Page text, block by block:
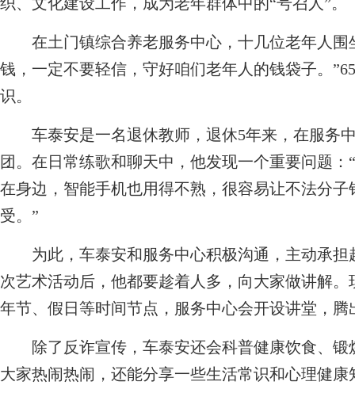
在土门镇综合养老服务中心，十几位老年人围
钱，一定不要轻信，守好咱们老年人的钱袋子。
识。
车泰安是一名退休教师，退休5年来，在服务
团。在日常练歌和聊天中，他发现一个重要问题
在身边，智能手机也用得不熟，很容易让不法分
受。”
为此，车泰安和服务中心积极沟通，主动承担
次艺术活动后，他都要趁着人多，向大家做讲解
年节、假日等时间节点，服务中心会开设讲堂，
除了反诈宣传，车泰安还会科普健康饮食、锻
大家热闹热闹，还能分享一些生活常识和心理健